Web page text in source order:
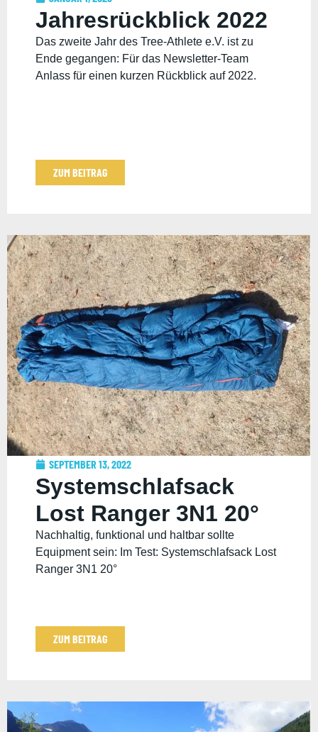
Jahresrückblick 2022
Das zweite Jahr des Tree-Athlete e.V. ist zu
Ende gegangen: Für das Newsletter-Team
Anlass für einen kurzen Rückblick auf 2022.
ZUM BEITRAG
SEPTEMBER 13, 2022
Systemschlafsack
Lost Ranger 3N1 20°
Nachhaltig, funktional und haltbar sollte
Equipment sein: Im Test: Systemschlafsack Lost
Ranger 3N1 20°
ZUM BEITRAG